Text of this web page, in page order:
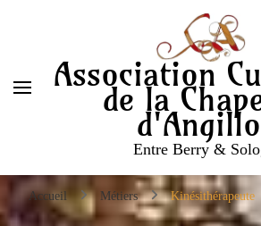
Association
de la
Entre Berry &
Accueil Métiers Kinésithérapeute